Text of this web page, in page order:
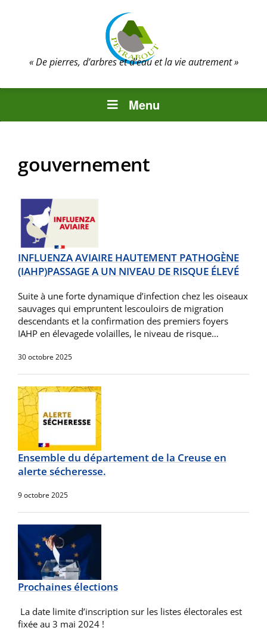
« De pierres, d’arbres et d’eau et la vie autrement »
Menu
gouvernement
INFLUENZA AVIAIRE HAUTEMENT PATHOGÈNE
(IAHP)PASSAGE A UN NIVEAU DE RISQUE ÉLEVÉ
Suite à une forte dynamique d’infection chez les oiseaux
sauvages qui empruntent lescouloirs de migration
descendants et la confirmation des premiers foyers
IAHP en élevagede volailles, le niveau de risque…
30 octobre 2025
Ensemble du département de la Creuse en
alerte sécheresse.
9 octobre 2025
Prochaines élections
La date limite d’inscription sur les listes électorales est
fixée au 3 mai 2024 !